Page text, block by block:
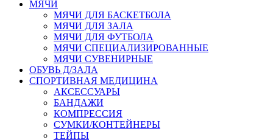
МЯЧИ
МЯЧИ ДЛЯ БАСКЕТБОЛА
МЯЧИ ДЛЯ ЗАЛА
МЯЧИ ДЛЯ ФУТБОЛА
МЯЧИ СПЕЦИАЛИЗИРОВАННЫЕ
МЯЧИ СУВЕНИРНЫЕ
ОБУВЬ Д/ЗАЛА
СПОРТИВНАЯ МЕДИЦИНА
АКСЕССУАРЫ
БАНДАЖИ
КОМПРЕССИЯ
СУМКИ/КОНТЕЙНЕРЫ
ТЕЙПЫ